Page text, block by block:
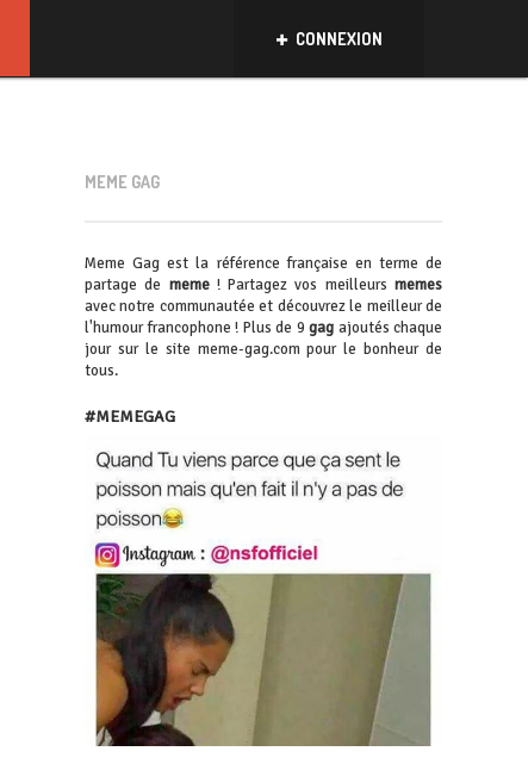
CONNEXION
MEME GAG
Meme Gag est la référence française en terme de
partage de meme! Partagez vos meilleursmemes
avec notre communautée et découvrez le meilleur de
l'humour francophone ! Plus de 9 gag ajoutés chaque
jour sur le site meme-gag.com pour le bonheur de
tous.
#MEMEGAG